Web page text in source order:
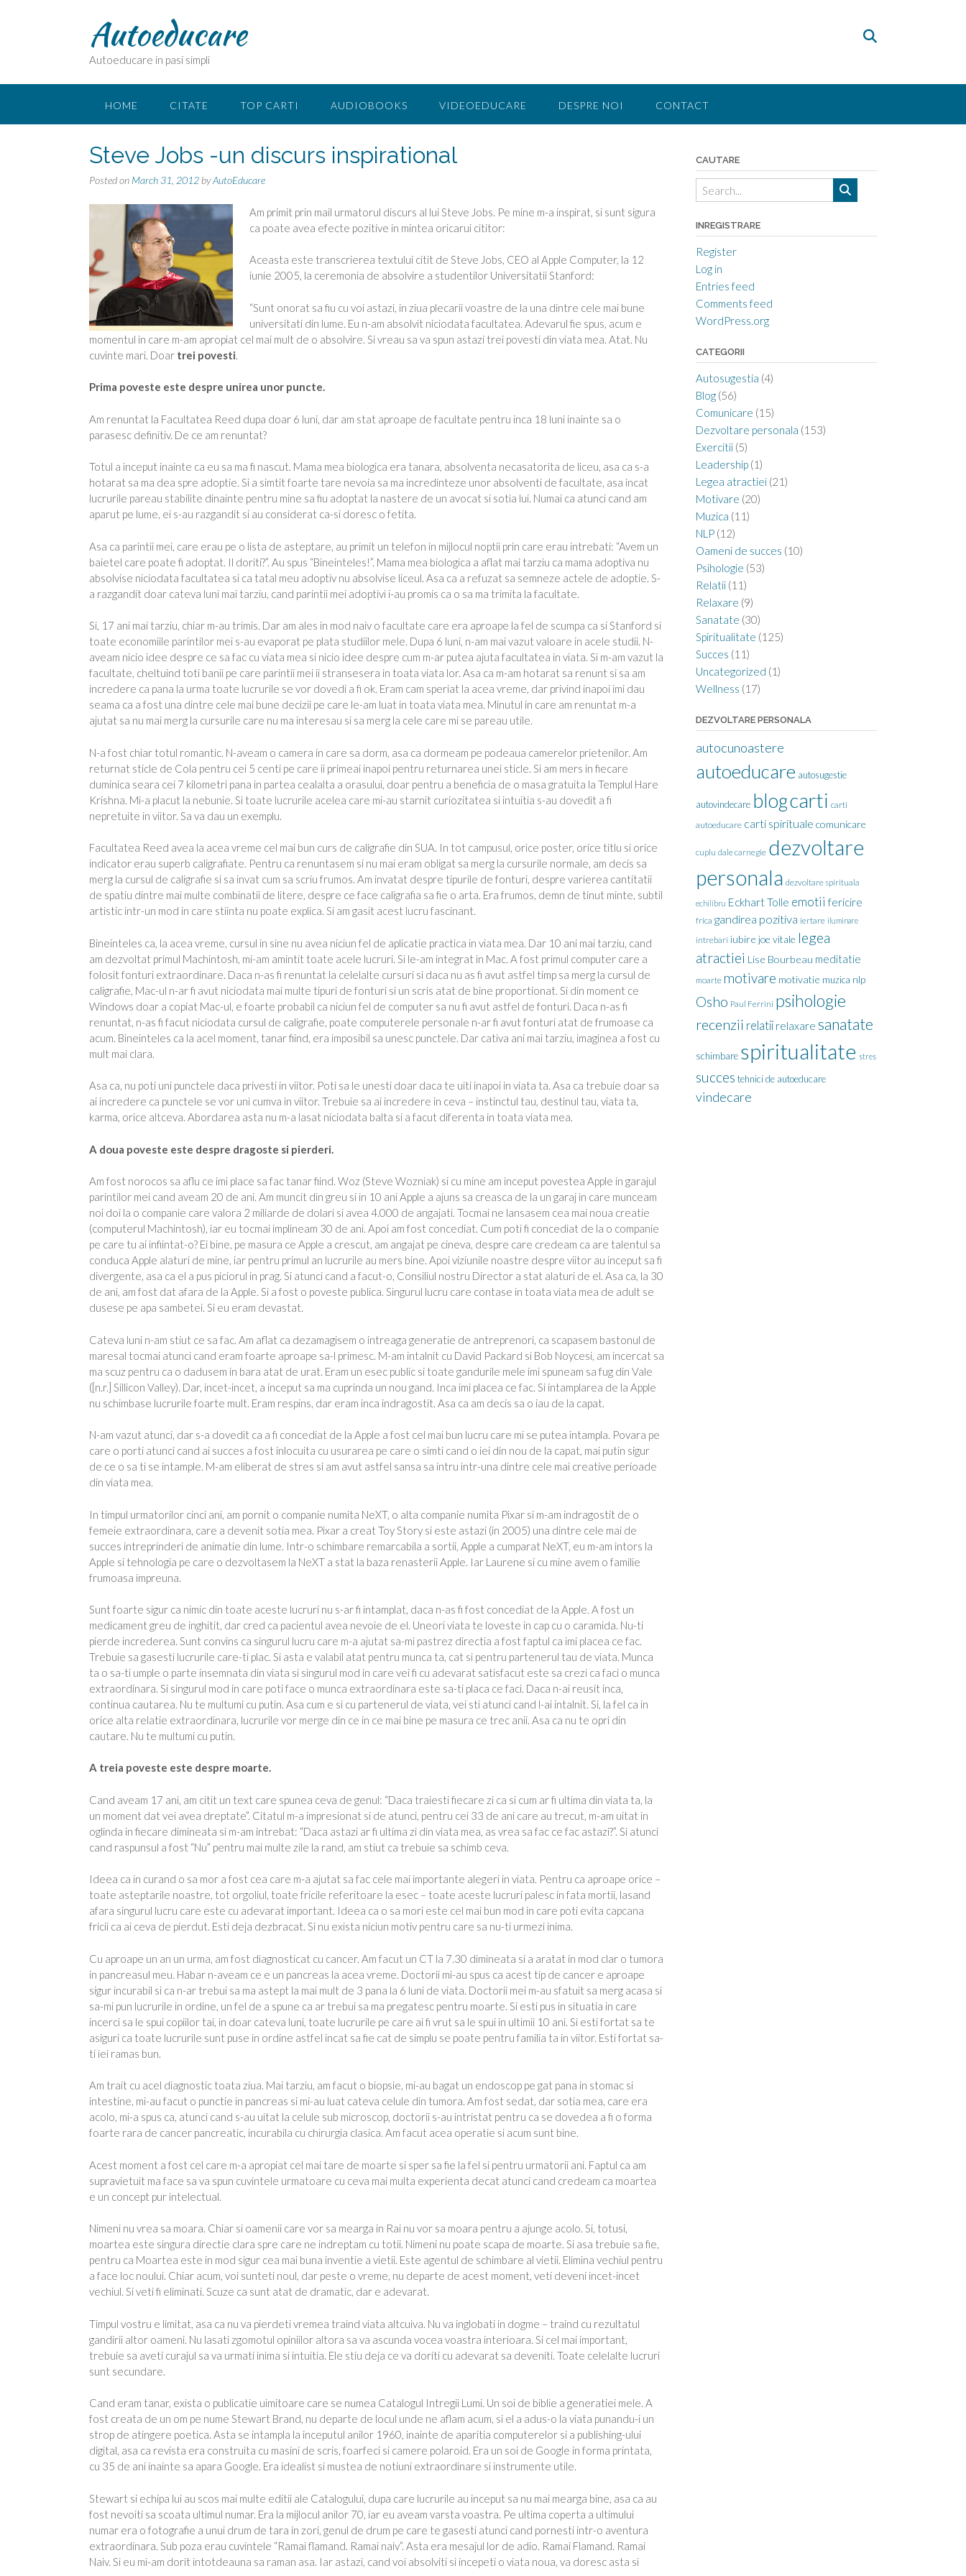
Autoeducare
Autoeducare in pasi simpli
HOME CITATE TOP CARTI AUDIOBOOKS VIDEOEDUCARE DESPRE NOI CONTACT
Steve Jobs -un discurs inspirational
Posted on March 31, 2012 byAutoEducare
Am primit prin mail urmatorul discurs al lui Steve Jobs. Pe mine m-a inspirat, si sunt sigura
ca poate avea efecte pozitive in mintea oricarui cititor:
Aceasta este transcrierea textului citit de Steve Jobs, CEO al Apple Computer, la 12
iunie 2005, la ceremonia de absolvire a studentilor Universitatii Stanford:
“Sunt onorat sa fiu cu voi astazi, in ziua plecarii voastre de la una dintre cele mai bune
universitati din lume. Eu n-am absolvit niciodata facultatea. Adevarul fie spus, acum e
momentul in care m-am apropiat cel mai mult de o absolvire. Si vreau sa va spun astazi trei povesti din viata mea. Atat. Nu
cuvinte mari. Doar trei povesti
Prima poveste este despre unirea unor puncte.
Am renuntat la Facultatea Reed dupa doar 6 luni, dar am stat aproape de facultate pentru inca 18 luni inainte sa o
parasesc definitiv. De ce am renuntat?
Totul a inceput inainte ca eu sa ma fi nascut. Mama mea biologica era tanara, absolventa necasatorita de liceu, asa ca s-a
hotarat sa ma dea spre adoptie. Si a simtit foarte tare nevoia sa ma incredinteze unor absolventi de facultate, asa incat
lucrurile pareau stabilite dinainte pentru mine sa fiu adoptat la nastere de un avocat si sotia lui. Numai ca atunci cand am
aparut pe lume, ei s-au razgandit si au considerat ca-si doresc o fetita.
Asa ca parintii mei, care erau pe o lista de asteptare, au primit un telefon in mijlocul noptii prin care erau intrebati: “Avem un
baietel care poate fi adoptat. Il doriti?”. Au spus “Bineinteles!”. Mama mea biologica a aflat mai tarziu ca mama adoptiva nu
absolvise niciodata facultatea si ca tatal meu adoptiv nu absolvise liceul. Asa ca a refuzat sa semneze actele de adoptie. S-
a razgandit doar cateva luni mai tarziu, cand parintii mei adoptivi i-au promis ca o sa ma trimita la facultate.
Si, 17 ani mai tarziu, chiar m-au trimis. Dar am ales in mod naiv o facultate care era aproape la fel de scumpa ca si Stanford si
toate economiile parintilor mei s-au evaporat pe plata studiilor mele. Dupa 6 luni, n-am mai vazut valoare in acele studii. N-
aveam nicio idee despre ce sa fac cu viata mea si nicio idee despre cum m-ar putea ajuta facultatea in viata. Si m-am vazut la
facultate, cheltuind toti banii pe care parintii mei ii stransesera in toata viata lor. Asa ca m-am hotarat sa renunt si sa am
incredere ca pana la urma toate lucrurile se vor dovedi a fi ok. Eram cam speriat la acea vreme, dar privind inapoi imi dau
seama ca a fost una dintre cele mai bune decizii pe care le-am luat in toata viata mea. Minutul in care am renuntat m-a
ajutat sa nu mai merg la cursurile care nu ma interesau si sa merg la cele care mi se pareau utile.
N-a fost chiar totul romantic. N-aveam o camera in care sa dorm, asa ca dormeam pe podeaua camerelor prietenilor. Am
returnat sticle de Cola pentru cei 5 centi pe care ii primeai inapoi pentru returnarea unei sticle. Si am mers in fiecare
duminica seara cei 7 kilometri pana in partea cealalta a orasului, doar pentru a beneficia de o masa gratuita la Templul Hare
Krishna. Mi-a placut la nebunie. Si toate lucrurile acelea care mi-au starnit curiozitatea si intuitia s-au dovedit a fi
nepretuite in viitor. Sa va dau un exemplu.
Facultatea Reed avea la acea vreme cel mai bun curs de caligrafie din SUA. In tot campusul, orice poster, orice titlu si orice
indicator erau superb caligrafiate. Pentru ca renuntasem si nu mai eram obligat sa merg la cursurile normale, am decis sa
merg la cursul de caligrafie si sa invat cum sa scriu frumos. Am invatat despre tipurile de fonturi, despre varierea cantitatii
de spatiu dintre mai multe combinatii de litere, despre ce face caligrafia sa fie o arta. Era frumos, demn de tinut minte, subtil
artistic intr-un mod in care stiinta nu poate explica. Si am gasit acest lucru fascinant.
Bineinteles ca, la acea vreme, cursul in sine nu avea niciun fel de aplicatie practica in viata mea. Dar 10 ani mai tarziu, cand
am dezvoltat primul Machintosh, mi-am amintit toate acele lucruri. Si le-am integrat in Mac. A fost primul computer care a
folosit fonturi extraordinare. Daca n-as fi renuntat la celelalte cursuri si daca nu as fi avut astfel timp sa merg la cursul de
caligrafie, Mac-ul n-ar fi avut niciodata mai multe tipuri de fonturi si un scris atat de bine proportionat. Si din moment ce
Windows doar a copiat Mac-ul, e foarte probabil ca niciun fel de computer sa nu fi avut astfel de fonturi. Daca n-as fi
renuntat, n-as fi facut niciodata cursul de caligrafie, poate computerele personale n-ar fi avut fonturi atat de frumoase ca
acum. Bineinteles ca la acel moment, tanar fiind, era imposibil sa unesc punctele. Dar cativa ani mai tarziu, imaginea a fost cu
mult mai clara.
Asa ca, nu poti uni punctele daca privesti in viitor. Poti sa le unesti doar daca te uiti inapoi in viata ta. Asa ca trebuie doar sa
ai incredere ca punctele se vor uni cumva in viitor. Trebuie sa ai incredere in ceva – instinctul tau, destinul tau, viata ta,
karma, orice altceva. Abordarea asta nu m-a lasat niciodata balta si a facut diferenta in toata viata mea.
A doua poveste este despre dragoste si pierderi.
Am fost norocos sa aflu ce imi place sa fac tanar fiind. Woz (Steve Wozniak) si cu mine am inceput povestea Apple in garajul
parintilor mei cand aveam 20 de ani. Am muncit din greu si in 10 ani Apple a ajuns sa creasca de la un garaj in care munceam
noi doi la o companie care valora 2 miliarde de dolari si avea 4.000 de angajati. Tocmai ne lansasem cea mai noua creatie
(computerul Machintosh), iar eu tocmai implineam 30 de ani. Apoi am fost concediat. Cum poti fi concediat de la o companie
pe care tu ai infiintat-o? Ei bine, pe masura ce Apple a crescut, am angajat pe cineva, despre care credeam ca are talentul sa
conduca Apple alaturi de mine, iar pentru primul an lucrurile au mers bine. Apoi viziunile noastre despre viitor au inceput sa fi
divergente, asa ca el a pus piciorul in prag. Si atunci cand a facut-o, Consiliul nostru Director a stat alaturi de el. Asa ca, la 30
de ani, am fost dat afara de la Apple. Si a fost o poveste publica. Singurul lucru care contase in toata viata mea de adult se
dusese pe apa sambetei. Si eu eram devastat.
Cateva luni n-am stiut ce sa fac. Am aflat ca dezamagisem o intreaga generatie de antreprenori, ca scapasem bastonul de
maresal tocmai atunci cand eram foarte aproape sa-l primesc. M-am intalnit cu David Packard si Bob Noycesi, am incercat sa
ma scuz pentru ca o dadusem in bara atat de urat. Eram un esec public si toate gandurile mele imi spuneam sa fug din Vale
([n.r.] Sillicon Valley). Dar, incet-incet, a inceput sa ma cuprinda un nou gand. Inca imi placea ce fac. Si intamplarea de la Apple
nu schimbase lucrurile foarte mult. Eram respins, dar eram inca indragostit. Asa ca am decis sa o iau de la capat.
N-am vazut atunci, dar s-a dovedit ca a fi concediat de la Apple a fost cel mai bun lucru care mi se putea intampla. Povara pe
care o porti atunci cand ai succes a fost inlocuita cu usurarea pe care o simti cand o iei din nou de la capat, mai putin sigur
de ce o sa ti se intample. M-am eliberat de stres si am avut astfel sansa sa intru intr-una dintre cele mai creative perioade
din viata mea.
In timpul urmatorilor cinci ani, am pornit o companie numita NeXT, o alta companie numita Pixar si m-am indragostit de o
femeie extraordinara, care a devenit sotia mea. Pixar a creat Toy Story si este astazi (in 2005) una dintre cele mai de
succes intreprinderi de animatie din lume. Intr-o schimbare remarcabila a sortii, Apple a cumparat NeXT, eu m-am intors la
Apple si tehnologia pe care o dezvoltasem la NeXT a stat la baza renasterii Apple. Iar Laurene si cu mine avem o familie
frumoasa impreuna.
Sunt foarte sigur ca nimic din toate aceste lucruri nu s-ar fi intamplat, daca n-as fi fost concediat de la Apple. A fost un
medicament greu de inghitit, dar cred ca pacientul avea nevoie de el. Uneori viata te loveste in cap cu o caramida. Nu-ti
pierde increderea. Sunt convins ca singurul lucru care m-a ajutat sa-mi pastrez directia a fost faptul ca imi placea ce fac.
Trebuie sa gasesti lucrurile care-ti plac. Si asta e valabil atat pentru munca ta, cat si pentru partenerul tau de viata. Munca
ta o sa-ti umple o parte insemnata din viata si singurul mod in care vei fi cu adevarat satisfacut este sa crezi ca faci o munca
extraordinara. Si singurul mod in care poti face o munca extraordinara este sa-ti placa ce faci. Daca n-ai reusit inca,
continua cautarea. Nu te multumi cu putin. Asa cum e si cu partenerul de viata, vei sti atunci cand l-ai intalnit. Si, la fel ca in
orice alta relatie extraordinara, lucrurile vor merge din ce in ce mai bine pe masura ce trec anii. Asa ca nu te opri din
cautare. Nu te multumi cu putin.
A treia poveste este despre moarte.
Cand aveam 17 ani, am citit un text care spunea ceva de genul: “Daca traiesti fiecare zi ca si cum ar fi ultima din viata ta, la
un moment dat vei avea dreptate”. Citatul m-a impresionat si de atunci, pentru cei 33 de ani care au trecut, m-am uitat in
oglinda in fiecare dimineata si m-am intrebat: “Daca astazi ar fi ultima zi din viata mea, as vrea sa fac ce fac astazi?”. Si atunci
cand raspunsul a fost “Nu” pentru mai multe zile la rand, am stiut ca trebuie sa schimb ceva.
Ideea ca in curand o sa mor a fost cea care m-a ajutat sa fac cele mai importante alegeri in viata. Pentru ca aproape orice –
toate asteptarile noastre, tot orgoliul, toate fricile referitoare la esec – toate aceste lucruri palesc in fata mortii, lasand
afara singurul lucru care este cu adevarat important. Ideea ca o sa mori este cel mai bun mod in care poti evita capcana
fricii ca ai ceva de pierdut. Esti deja dezbracat. Si nu exista niciun motiv pentru care sa nu-ti urmezi inima.
Cu aproape un an un urma, am fost diagnosticat cu cancer. Am facut un CT la 7.30 dimineata si a aratat in mod clar o tumora
in pancreasul meu. Habar n-aveam ce e un pancreas la acea vreme. Doctorii mi-au spus ca acest tip de cancer e aproape
sigur incurabil si ca n-ar trebui sa ma astept la mai mult de 3 pana la 6 luni de viata. Doctorii mei m-au sfatuit sa merg acasa si
sa-mi pun lucrurile in ordine, un fel de a spune ca ar trebui sa ma pregatesc pentru moarte. Si esti pus in situatia in care
incerci sa le spui copiilor tai, in doar cateva luni, toate lucrurile pe care ai fi vrut sa le spui in ultimii 10 ani. Si esti fortat sa te
asiguri ca toate lucrurile sunt puse in ordine astfel incat sa fie cat de simplu se poate pentru familia ta in viitor. Esti fortat sa-
ti iei ramas bun.
Am trait cu acel diagnostic toata ziua. Mai tarziu, am facut o biopsie, mi-au bagat un endoscop pe gat pana in stomac si
intestine, mi-au facut o punctie in pancreas si mi-au luat cateva celule din tumora. Am fost sedat, dar sotia mea, care era
acolo, mi-a spus ca, atunci cand s-au uitat la celule sub microscop, doctorii s-au intristat pentru ca se dovedea a fi o forma
foarte rara de cancer pancreatic, incurabila cu chirurgia clasica. Am facut acea operatie si acum sunt bine.
Acest moment a fost cel care m-a apropiat cel mai tare de moarte si sper sa fie la fel si pentru urmatorii ani. Faptul ca am
supravietuit ma face sa va spun cuvintele urmatoare cu ceva mai multa experienta decat atunci cand credeam ca moartea
e un concept pur intelectual.
Nimeni nu vrea sa moara. Chiar si oamenii care vor sa mearga in Rai nu vor sa moara pentru a ajunge acolo. Si, totusi,
moartea este singura directie clara spre care ne indreptam cu totii. Nimeni nu poate scapa de moarte. Si asa trebuie sa fie,
pentru ca Moartea este in mod sigur cea mai buna inventie a vietii. Este agentul de schimbare al vietii. Elimina vechiul pentru
a face loc noului. Chiar acum, voi sunteti noul, dar peste o vreme, nu departe de acest moment, veti deveni incet-incet
vechiul. Si veti fi eliminati. Scuze ca sunt atat de dramatic, dar e adevarat.
Timpul vostru e limitat, asa ca nu va pierdeti vremea traind viata altcuiva. Nu va inglobati in dogme – traind cu rezultatul
gandirii altor oameni. Nu lasati zgomotul opiniilor altora sa va ascunda vocea voastra interioara. Si cel mai important,
trebuie sa aveti curajul sa va urmati inima si intuitia. Ele stiu deja ce va doriti cu adevarat sa deveniti. Toate celelalte lucruri
sunt secundare.
Cand eram tanar, exista o publicatie uimitoare care se numea Catalogul Intregii Lumi. Un soi de biblie a generatiei mele. A
fost creata de un om pe nume Stewart Brand, nu departe de locul unde ne aflam acum, si el a adus-o la viata punandu-i un
strop de atingere poetica. Asta se intampla la inceputul anilor 1960, inainte de aparitia computerelor si a publishing-ului
digital, asa ca revista era construita cu masini de scris, foarfeci si camere polaroid. Era un soi de Google in forma printata,
cu 35 de ani inainte sa apara Google. Era idealist si mustea de notiuni extraordinare si instrumente utile.
Stewart si echipa lui au scos mai multe editii ale Catalogului, dupa care lucrurile au inceput sa nu mai mearga bine, asa ca au
fost nevoiti sa scoata ultimul numar. Era la mijlocul anilor 70, iar eu aveam varsta voastra. Pe ultima coperta a ultimului
numar era o fotografie a unui drum de tara in zori, genul de drum pe care te gasesti atunci cand pornesti intr-o aventura
extraordinara. Sub poza erau cuvintele “Ramai flamand. Ramai naiv”. Asta era mesajul lor de adio. Ramai Flamand. Ramai
Naiv. Si eu mi-am dorit intotdeauna sa raman asa. Iar astazi, cand voi absolviti si incepeti o viata noua, va doresc asta si
CAUTARE
INREGISTRARE
Register
Log in
Entries feed
Comments feed
WordPress.org
CATEGORII
Autosugestia (4)
Blog(56)
Comunicare (15)
Dezvoltare personala (153)
Exercitii(5)
Leadership(1)
Legea atractiei(21)
Motivare (20)
Muzica (11)
NLP(12)
Oameni de succes (10)
Psihologie (53)
Relatii(11)
Relaxare (9)
Sanatate (30)
Spiritualitate (125)
Succes (11)
Uncategorized (1)
Wellness (17)
DEZVOLTARE PERSONALA
autocunoastere
autoeducare autosugestie
autovindecare blogcarti carti
autoeducare carti spirituale comunicare
cuplu dale carnegie dezvoltare
personala dezvoltare spirituala
echilibru Eckhart Tolle emotii fericire
frica gandirea pozitiva iertare iluminare
intrebari iubire joe vitale legea
atractiei Lise Bourbeau meditatie
moarte motivare motivatie muzica nlp
Osho Paul Ferrini psihologie
recenzii relatii relaxare sanatate
schimbare spiritualitate stres
succes tehnici de autoeducare
vindecare